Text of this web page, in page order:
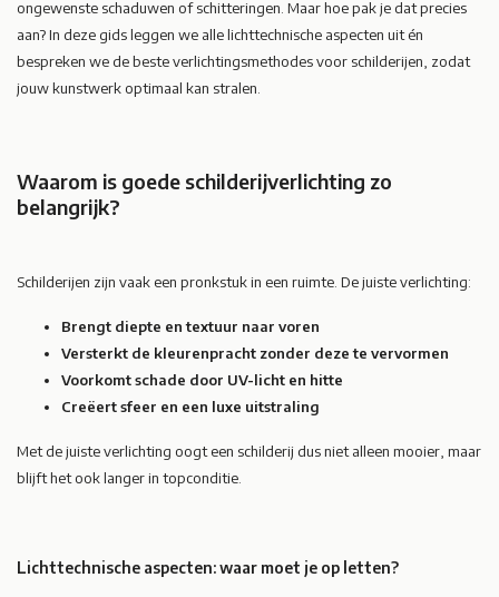
ongewenste schaduwen of schitteringen. Maar hoe pak je dat precies
aan? In deze gids leggen we alle lichttechnische aspecten uit én
bespreken we de beste verlichtingsmethodes voor schilderijen, zodat
jouw kunstwerk optimaal kan stralen.
Waarom is goede schilderijverlichting zo
belangrijk?
Schilderijen zijn vaak een pronkstuk in een ruimte. De juiste verlichting:
Brengt diepte en textuur naar voren
Versterkt de kleurenpracht zonder deze te vervormen
Voorkomt schade door UV-licht en hitte
Creëert sfeer en een luxe uitstraling
Met de juiste verlichting oogt een schilderij dus niet alleen mooier, maar
blijft het ook langer in topconditie.
Lichttechnische aspecten: waar moet je op letten?